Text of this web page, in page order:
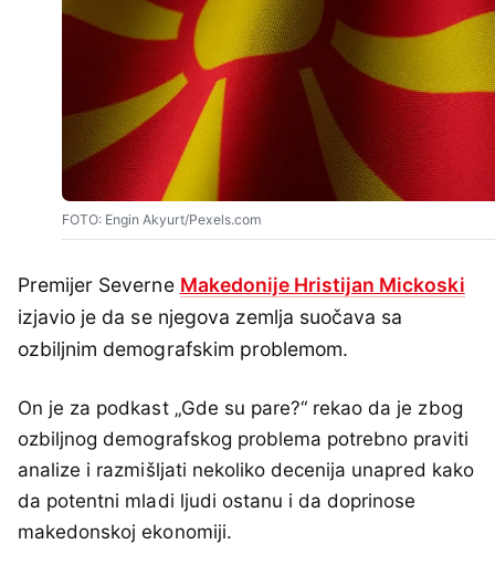
FOTO: Engin Akyurt/Pexels.com
Premijer Severne Makedonije Hristijan Mickoski
izjavio je da se njegova zemlja suočava sa
ozbiljnim demografskim problemom.
On je za podkast „Gde su pare?“ rekao da je zbog
ozbiljnog demografskog problema potrebno praviti
analize i razmišljati nekoliko decenija unapred kako
da potentni mladi ljudi ostanu i da doprinose
makedonskoj ekonomiji.